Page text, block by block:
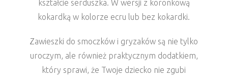
kształcie serduszka. W wersji z koronkową
kokardką w kolorze ecru lub bez kokardki.
Zawieszki do smoczków i gryzaków są nie tylko
uroczym, ale również praktycznym dodatkiem,
który sprawi, że Twoje dziecko nie zgubi